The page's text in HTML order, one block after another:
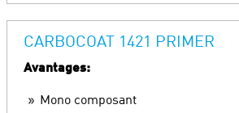
CARBOCOAT 1421 PRIMER
Avantages:
Mono composant